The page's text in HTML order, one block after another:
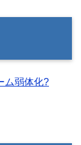
ム弱体化?